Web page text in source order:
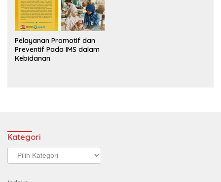
Pelayanan Promotif dan
Preventif Pada IMS dalam
Kebidanan
Kategori
Kategori